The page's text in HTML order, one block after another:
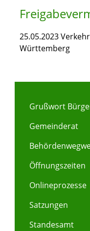
25.05.2023
Württemberg
Grußwort
Gemeinderat
Öffnungszeiten
Onlineprozesse
Satzungen
Standesamt